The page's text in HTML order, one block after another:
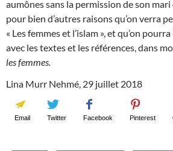
aumônes sans la permission de son mari
pour bien d’autres raisons qu’on verra
« Les femmes et l’islam », et qu’on
avec les textes et les références, dans
les femmes.
Lina Murr Nehmé, 29 juillet 2018
Email Twitter Facebook Pinterest